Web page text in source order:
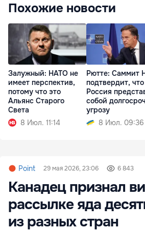
Похожие новости
Залужный: НАТО не
имеет перспектив,
потому что это
Альянс Старого
Света
8 Июл. 11:14
Рютте: Саммит
подтвердит, что
Россия
собой
угрозу
8 Июл. 09:36
Point 29 мая 2026, 23:06 6 843
Канадец признал
рассылке яда
из разных стран